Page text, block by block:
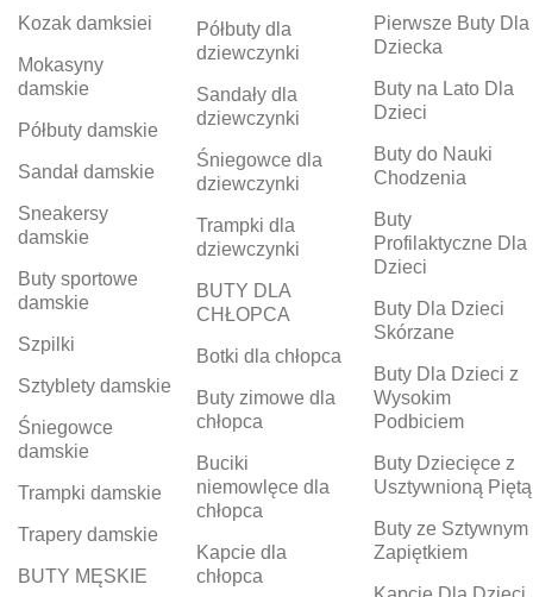
Kozak damksiei
Mokasyny
damskie
Półbuty damskie
Sandał damskie
Sneakersy
damskie
Buty sportowe
damskie
Szpilki
Sztyblety damskie
Śniegowce
damskie
Trampki damskie
Trapery damskie
BUTY MĘSKIE
Półbuty dla
dziewczynki
Sandały dla
dziewczynki
Śniegowce dla
dziewczynki
Trampki dla
dziewczynki
BUTY DLA
CHŁOPCA
Botki dla chłopca
Buty zimowe dla
chłopca
Buciki
niemowlęce dla
chłopca
Kapcie dla
chłopca
Pierwsze Buty Dla
Dziecka
Buty na Lato Dla
Dzieci
Buty do Nauki
Chodzenia
Buty
Profilaktyczne Dla
Dzieci
Buty Dla Dzieci
Skórzane
Buty Dla Dzieci z
Wysokim
Podbiciem
Buty Dziecięce z
Usztywnioną Piętą
Buty ze Sztywnym
Zapiętkiem